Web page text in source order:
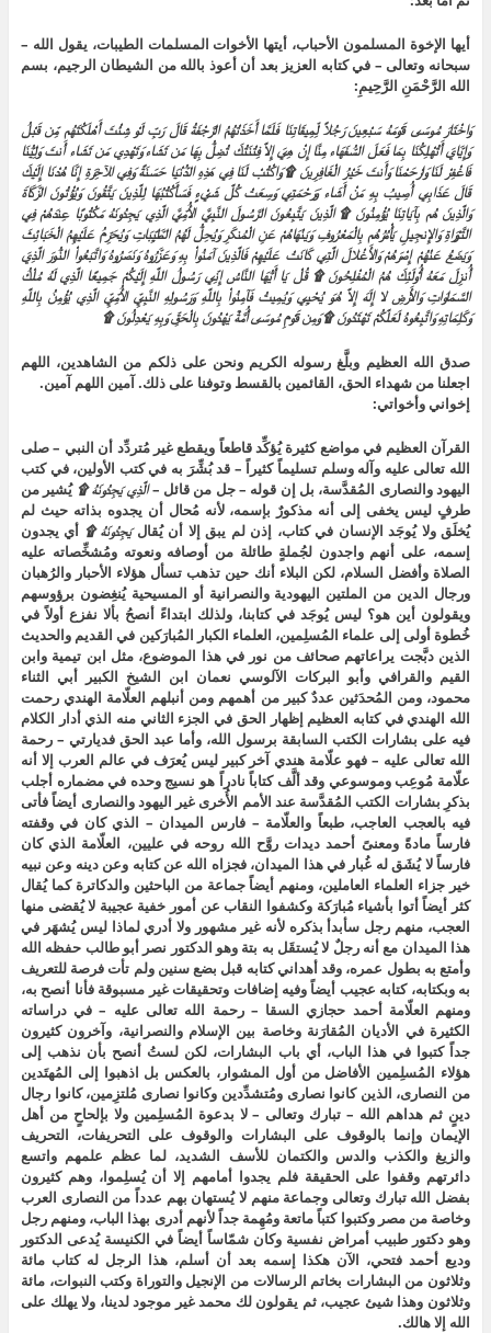
أيها الإخوة المسلمون الأحباب، أيتها الأخوات المسلمات الطيبات، يقول الله –
سبحانه وتعالى – في كتابه العزيز بعد أن أعوذ بالله من الشيطان الرجيم، بسم
الله الرَّحْمَنِ الرَّحِيمِ:
وَاخْتَارَ مُوسَى قَوْمَهُ سَبْعِينَ رَجُلاً لِّمِيقَاتِنَا فَلَمَّا أَخَذَتْهُمُ الرَّجْفَةُ قَالَ رَبِّ لَوْ شِئْتَ أَهْلَكْتَهُم مِّن قَبْلُ
وَإِيَّايَ أَتُهْلِكُنَا بِمَا فَعَلَ السُّفَهَاء مِنَّا إِنْ هِيَ إِلاَّ فِتْنَتُكَ تُضِلُّ بِهَا مَن تَشَاء وَتَهْدِي مَن تَشَاء أَنتَ وَلِيُّنَا
فَاغْفِرْ لَنَا وَارْحَمْنَا وَأَنتَ خَيْرُ الْغَافِرِينَ ۩ وَاكْتُبْ لَنَا فِي هَذِهِ الدُّنْيَا حَسَنَةً وَفِي الآخِرَةِ إِنَّا هُدْنَا إِلَيْكَ
قَالَ عَذَابِي أُصِيبُ بِهِ مَنْ أَشَاء وَرَحْمَتِي وَسِعَتْ كُلَّ شَيْءٍ فَسَأَكْتُبُهَا لِلَّذِينَ يَتَّقُونَ وَيُؤْتُونَ الزَّكَاةَ
وَالَّذِينَ هُم بِآيَاتِنَا يُؤْمِنُونَ ۩ الَّذِينَ يَتَّبِعُونَ الرَّسُولَ النَّبِيَّ الأُمِّيَّ الَّذِي يَجِدُونَهُ مَكْتُوبًا عِندَهُمْ فِي
التَّوْرَاةِ وَالإِنجِيلِ يَأْمُرُهُم بِالْمَعْرُوفِ وَيَنْهَاهُمْ عَنِ الْمُنكَرِ وَيُحِلُّ لَهُمُ الطَّيِّبَاتِ وَيُحَرِّمُ عَلَيْهِمُ الْخَبَائِثَ
وَيَضَعُ عَنْهُمْ إِصْرَهُمْ وَالأَغْلالَ الَّتِي كَانَتْ عَلَيْهِمْ فَالَّذِينَ آمَنُواْ بِهِ وَعَزَّرُوهُ وَنَصَرُوهُ وَاتَّبَعُواْ النُّورَ الَّذِيَ
أُنزِلَ مَعَهُ أُوْلَئِكَ هُمُ الْمُفْلِحُونَ ۩ قُلْ يَا أَيُّهَا النَّاسُ إِنِّي رَسُولُ اللَّهِ إِلَيْكُمْ جَمِيعًا الَّذِي لَهُ مُلْكُ
السَّمَاوَاتِ وَالأَرْضِ لا إِلَهَ إِلاَّ هُوَ يُحْيِي وَيُمِيتُ فَآمِنُواْ بِاللَّهِ وَرَسُولِهِ النَّبِيِّ الأُمِّيِّ الَّذِي يُؤْمِنُ بِاللَّهِ
وَكَلِمَاتِهِ وَاتَّبِعُوهُ لَعَلَّكُمْ تَهْتَدُونَ ۩ وَمِن قَوْمِ مُوسَى أُمَّةٌ يَهْدُونَ بِالْحَقِّ وَبِهِ يَعْدِلُونَ ۩
صدق الله العظيم وبلَّغ رسوله الكريم ونحن على ذلكم من الشاهدين، اللهم
اجعلنا من شهداء الحق، القائمين بالقسط وتوفنا على ذلك. آمين اللهم آمين.
إخواني وأخواتي:
القرآن العظيم في مواضع كثيرة يُؤكِّد قاطعاً ويقطع غير مُتردِّد أن النبي – صلى
الله تعالى عليه وآله وسلم تسليماً كثيراً – قد بُشِّرَ به في كتب الأولين، في كتب
اليهود والنصارى المُقدَّسة، بل إن قوله – جل من قائل –الَّذِي يَجِدُونَهُ ۩ يُشير من
طرفٍ ليس يخفى إلى أنه مذكورٌ بإسمه، لأنه مُحال أن يجدوه بذاته حيث لم
يُخلَق ولا يُوجَد الإنسان في كتاب، إذن لم يبق إلا أن يُقاليَجِدُونَهُ ۩ أي يجدون
إسمه، على أنهم واجدون لجُملةٍ طائلة من أوصافه ونعوته ومُشخِّصاته عليه
الصلاة وأفضل السلام، لكن البلاء أنك حين تذهب تسأل هؤلاء الأحبار والرُهبان
ورجال الدين من الملتين اليهودية والنصرانية أو المسيحية يُنغِضون برؤوسهم
ويقولون أين هو؟ ليس يُوجَد في كتابنا، ولذلك ابتداءً أنصحُ بألا نفزع أولاً في
خُطوة أولى إلى علماء المُسلِمين، العلماء الكبار المُبارَكين في القديم والحديث
الذين دبَّجت يراعاتهم صحائف من نور في هذا الموضوع، مثل ابن تيمية وابن
القيم والقرافي وأبو البركات الآلوسي نعمان ابن الشيخ الكبير أبي الثناء
محمود، ومن المُحدَثين عددٌ كبير من أهمهم ومن أنبلهم العلّامة الهندي رحمت
الله الهندي في كتابه العظيم إظهار الحق في الجزء الثاني منه الذي أدار الكلام
فيه على بشارات الكتب السابقة برسول الله، وأما عبد الحق فديارتي – رحمة
الله تعالى عليه – فهو علّامة هندي آخر كبير ليس يُعرَف في عالم العرب إلا أنه
علّامة مُوعِب وموسوعي وقد ألَّف كتاباً نادراً هو نسيج وحده في مضماره أجلب
بذكرِ بشارات الكتب المُقدَّسة عند الأمم الأُخرى غير اليهود والنصارى أيضاً فأتى
فيه بالعجب العاجب، طبعاً والعلّامة – فارس الميدان – الذي كان في وقفته
فارساً مادةً ومعنىً أحمد ديدات روَّح الله روحه في عليين، العلّامة الذي كان
فارساً لا يُشَق له غُبار في هذا الميدان، فجزاه الله عن كتابه وعن دينه وعن نبيه
خير جزاء العلماء العاملين، ومنهم أيضاً جماعة من الباحثين والدكاترة كما يُقال
كثر أيضاً أتوا بأشياء مُبارَكة وكشفوا النقاب عن أمور خفية عجيبة لا يُقضى منها
العجب، منهم رجل سأبدأ بذكره لأنه غير مشهور ولا أدري لماذا ليس يُشهَر في
هذا الميدان مع أنه رجلٌ لا يُستقَل به بتة وهو الدكتور نصر أبو طالب حفظه الله
وأمتع به بطول عمره، وقد أهداني كتابه قبل بضع سنين ولم تأت فرصة للتعريف
به وبكتابه، كتابه عجيب أيضاً وفيه إضافات وتحقيقات غير مسبوقة فأنا أنصح به،
ومنهم العلّامة أحمد حجازي السقا – رحمة الله تعالى عليه – في دراساته
الكثيرة في الأديان المُقارَنة وخاصة بين الإسلام والنصرانية، وآخرون كثيرون
جداً كتبوا في هذا الباب، أي باب البشارات، لكن لستُ أنصح بأن نذهب إلى
هؤلاء المُسلِمين الأفاضل من أول المشوار، بالعكس بل اذهبوا إلى المُهتَدين
من النصارى، الذين كانوا نصارى ومُتشدِّدين وكانوا نصارى مُلتزِمين، كانوا رجال
دينٍ ثم هداهم الله – تبارك وتعالى – لا بدعوة المُسلِمين ولا بإلحاحٍ من أهل
الإيمان وإنما بالوقوف على البشارات والوقوف على التحريفات، التحريف
والزيغ والكذب والدس والكتمان للأسف الشديد، لما عظم علمهم واتسع
دائرتهم وقفوا على الحقيقة فلم يجدوا أمامهم إلا أن يُسلِموا، وهم كثيرون
بفضل الله تبارك وتعالى وجماعة منهم لا يُستهان بهم عدداً من النصارى العرب
وخاصة من مصر وكتبوا كتباً ماتعة ومُهِمة جداً لأنهم أدرى بهذا الباب، ومنهم رجل
وهو دكتور طبيب أمراض نفسية وكان شمّاساً أيضاً في الكنيسة يُدعى الدكتور
وديع أحمد فتحي، الآن هكذا إسمه بعد أن أسلم، هذا الرجل له كتاب مائة
وثلاثون من البشارات بخاتم الرسالات من الإنجيل والتوراة وكتب النبوات، مائة
وثلاثون وهذا شيئ عجيب، ثم يقولون لك محمد غير موجود لدينا، ولا يهلك على
الله إلا هالك.